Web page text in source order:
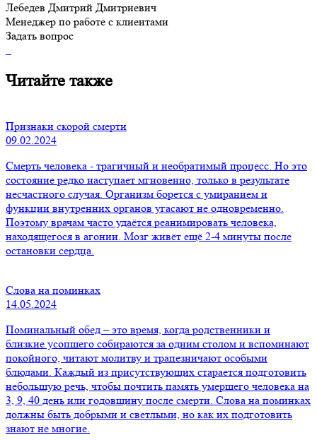
Лебедев Дмитрий Дмитриевич
Менеджер по работе с клиентами
Задать вопрос
Читайте также
Признаки скорой смерти
09.02.2024
Смерть человека - трагичный и необратимый процесс. Но это
состояние редко наступает мгновенно, только в результате
несчастного случая. Организм борется с умиранием и
функции внутренних органов угасают не одновременно.
Поэтому врачам часто удаётся реанимировать человека,
находящегося в агонии. Мозг живёт ещё 2-4 минуты после
остановки сердца.
Слова на поминках
14.05.2024
Поминальный обед – это время, когда родственники и
близкие усопшего собираются за одним столом и вспоминают
покойного, читают молитву и трапезничают особыми
блюдами. Каждый из присутствующих старается подготовить
небольшую речь, чтобы почтить память умершего человека на
3, 9, 40 день или годовщину после смерти. Слова на поминках
должны быть добрыми и светлыми, но как их подготовить
знают не многие.